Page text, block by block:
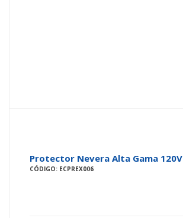
Protector Nevera Alta Gama 120V
CÓDIGO: ECPREX006